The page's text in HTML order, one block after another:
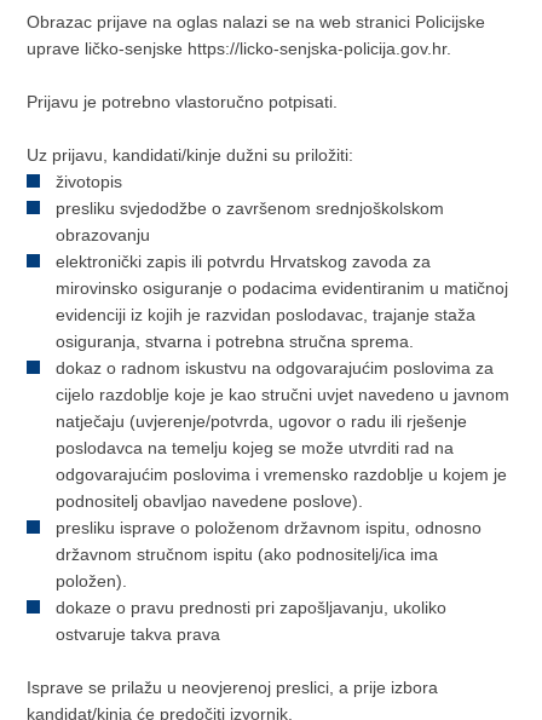
Obrazac prijave na oglas nalazi se na web stranici Policijske
uprave ličko-senjske https://licko-senjska-policija.gov.hr.
Prijavu je potrebno vlastoručno potpisati.
Uz prijavu, kandidati/kinje dužni su priložiti:
životopis
presliku svjedodžbe o završenom srednjoškolskom
obrazovanju
elektronički zapis ili potvrdu Hrvatskog zavoda za
mirovinsko osiguranje o podacima evidentiranim u matičnoj
evidenciji iz kojih je razvidan poslodavac, trajanje staža
osiguranja, stvarna i potrebna stručna sprema.
dokaz o radnom iskustvu na odgovarajućim poslovima za
cijelo razdoblje koje je kao stručni uvjet navedeno u javnom
natječaju (uvjerenje/potvrda, ugovor o radu ili rješenje
poslodavca na temelju kojeg se može utvrditi rad na
odgovarajućim poslovima i vremensko razdoblje u kojem je
podnositelj obavljao navedene poslove).
presliku isprave o položenom državnom ispitu, odnosno
državnom stručnom ispitu (ako podnositelj/ica ima
položen).
dokaze o pravu prednosti pri zapošljavanju, ukoliko
ostvaruje takva prava
Isprave se prilažu u neovjerenoj preslici, a prije izbora
kandidat/kinja će predočiti izvornik.